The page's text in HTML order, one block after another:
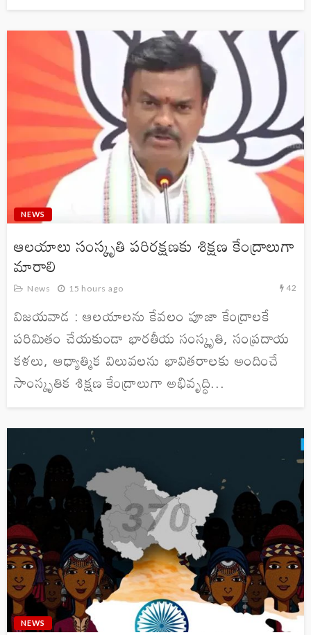
NEWS
ఆలయాలు సంస్కృతి పరిరక్షణకు శిక్షణ కేంద్రాలుగా
మారాలి
News 15 hours ago 42
విజయవాడ : ఆలయాలను కేవలం పూజా కేంద్రాలకే
పరిమితం చేయకుండా భారతీయ సంస్కృతి, సంప్రదాయ
కళలు, ఆధ్యాత్మిక విలువలను భావితరాలకు అందించే
సాంస్కృతిక శిక్షణ కేంద్రాలుగా అభివృద్ధి...
NEWS